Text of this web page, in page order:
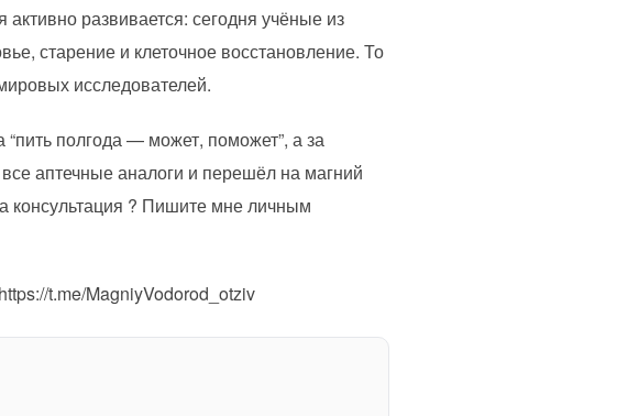
развивается: сегодня учёные из
старение и клеточное восстановление. То
исследователей.
полгода — может, поможет”, а за
аптечные аналоги и перешёл на магний
консультация ? Пишите мне личным
t.me/MagniyVodorod_otziv